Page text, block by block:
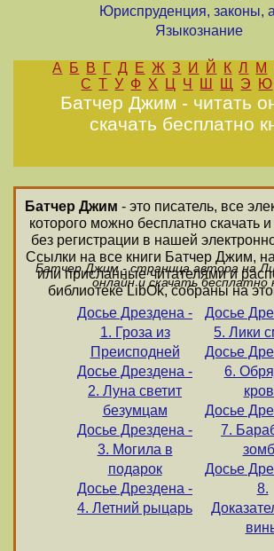
Юриспруденция, законы,
Языкознание
А Б В Г Д Е Ж З И Й К Л М
С Т У Ф Х Ц Ч Ш Щ Э Ю
Батчер Джим - читать
скачать бесплатно
Батчер Джим - это писатель, все
которого можно бесплатно скачать
без регистрации в нашей
Ссылки на все книги Батчер Джим,
или присланные читателями и
библиотеке LibOk, собраны на
Батчер Джим - страница автора на
онлайн и скачать бесплатно
Досье Дрездена -
1. Гроза из
Преисподней
Досье Дрездена -
2. Луна светит
безумцам
Досье Дрездена -
3. Могила в
подарок
Досье Дрездена -
4. Летний рыцарь
Досье
5. Лики
Досье
6.
Досье
7.
Досье
8.